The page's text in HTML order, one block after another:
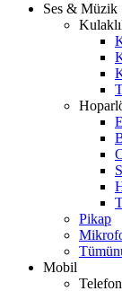
Ses & Müzik
Pikap
Mobil
Telefon